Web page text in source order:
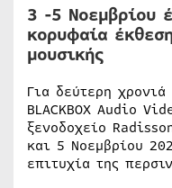
3 -5 Νοεμβρίου
κορυφαία
μουσικής
Για δεύτερη
BLACKBOX Audio
ξενοδοχείο
και 5 Νοεμβρίου
επιτυχία της